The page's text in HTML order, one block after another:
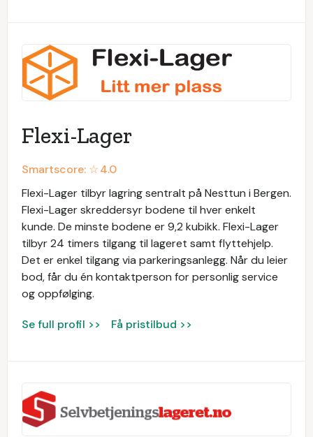
Flexi-Lager
Smartscore: ☆4.0
Flexi-Lager tilbyr lagring sentralt på Nesttun i Bergen.
Flexi-Lager skreddersyr bodene til hver enkelt
kunde. De minste bodene er 9,2 kubikk. Flexi-Lager
tilbyr 24 timers tilgang til lageret samt flyttehjelp.
Det er enkel tilgang via parkeringsanlegg. Når du leier
bod, får du én kontaktperson for personlig service
og oppfølging.
Se full profil >> Få pristilbud >>